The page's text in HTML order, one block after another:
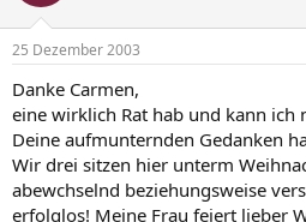
25 Dezember 2003
Danke Carmen,
eine wirklich Rat hab und kann ich
Deine aufmunternden Gedanken
Wir drei sitzen hier unterm
abewchselnd beziehungsweise
erfolglos! Meine Frau feiert lieber